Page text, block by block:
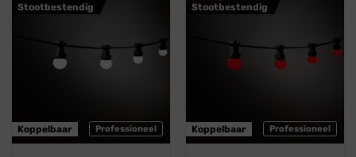
Stootbestendig
Professioneel
Koppelbaar
Stootbestendig
Professioneel
Koppelbaar